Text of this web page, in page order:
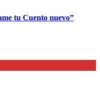
tu Cuento nuevo”